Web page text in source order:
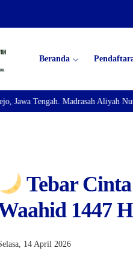
Beranda
Madrasah Aliyah Nuurul Waahid
Tebar
1447 H
14 April 2026